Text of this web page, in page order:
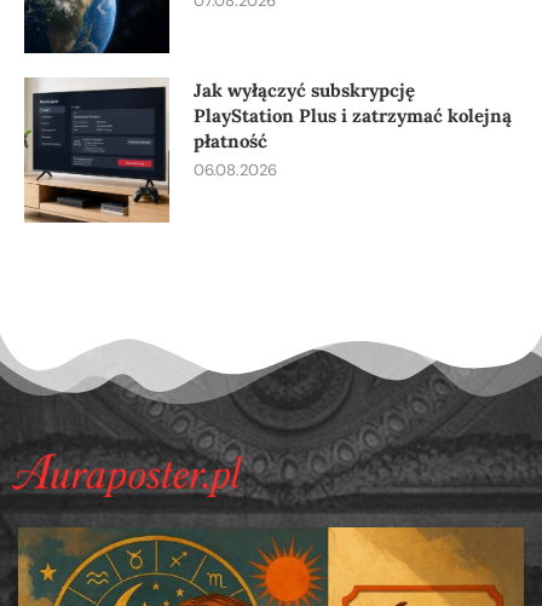
Jak wyłączyć subskrypcję
PlayStation Plus i zatrzymać kolejną
płatność
06.08.2026